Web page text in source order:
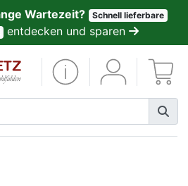
Wartezeit? Schnell lieferbare
entdecken und sparen